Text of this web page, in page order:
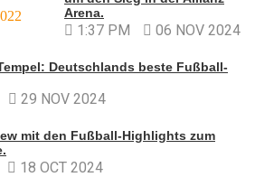
Arena.
1:37 PM 06 NOV 2024
Deutschlands beste Fußball-
29 NOV 2024
mit den Fußball-Highlights zum
18 OCT 2024